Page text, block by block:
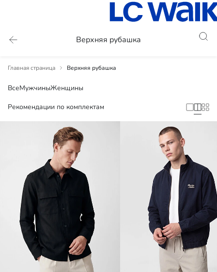
Верхняя рубашка
Главная страница Верхняя рубашка
ВсеМужчиныЖенщины
Рекомендации по комплектам